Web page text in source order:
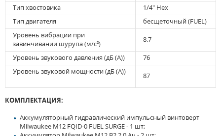
Тип хвостовика
1/4" Hex
Тип двигателя
бесщеточный (FUEL)
Уровень вибрации при
завинчивании шурупа (м/с²)
8.7
Уровень звукового давления (дБ (А))
76
Уровень звуковой мощности (дБ (А))
87
КОМПЛЕКТАЦИЯ:
Аккумуляторный гидравлический импульсный винтоверт
Milwaukee M12 FQID-0 FUEL SURGE - 1 шт;